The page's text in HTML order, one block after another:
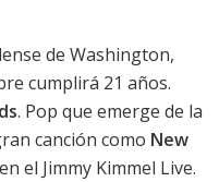
de Washington,
cumplirá 21 años.
. Pop que emerge de la
canción como New
el Jimmy Kimmel Live.